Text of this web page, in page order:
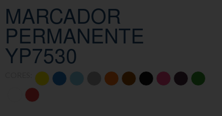
MARCADOR
PERMANENTE
YP7530